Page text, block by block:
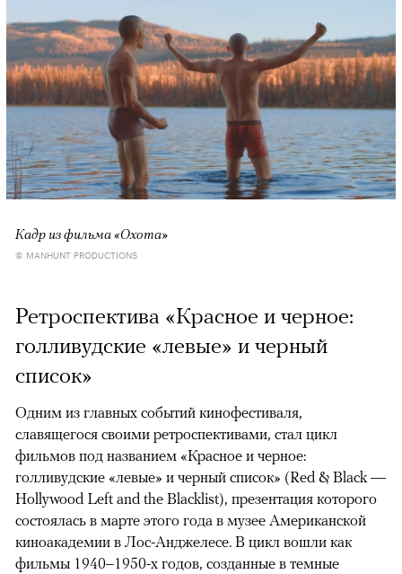
Кадр из фильма «Охота»
© MANHUNT PRODUCTIONS
Ретроспектива «Красное и черное:
голливудские «левые» и черный
список»
Одним из главных событий кинофестиваля,
славящегося своими ретроспективами, стал цикл
фильмов под названием «Красное и черное:
голливудские «левые» и черный список» (Red & Black —
Hollywood Left and the Blacklist), презентация которого
состоялась в марте этого года в музее Американской
киноакадемии в Лос-Анджелесе. В цикл вошли как
фильмы 1940–1950-х годов, созданные в темные